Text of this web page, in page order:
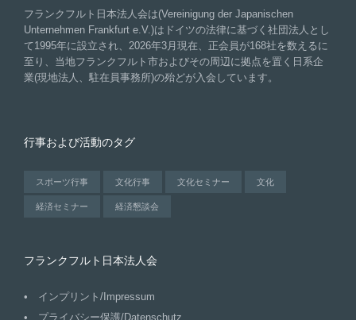
フランクフルト日本法人会は(Vereinigung der Japanischen
Unternehmen Frankfurt e.V.)はドイツの法律に基づく社団法人とし
て1995年に設立され、2026年3月現在、正会員が168社を数えるに
至り、当地フランクフルト市およびその周辺に拠点を置く日系企
業(現地法人、駐在員事務所)の殆どが入会しています。
行事および活動のタグ
スポーツ行事 文化行事 文化セミナー 文化
経済セミナー 経済懇談会
フランクフルト日本法人会
インプリント/Impressum
プライバシー保護/Datenschutz